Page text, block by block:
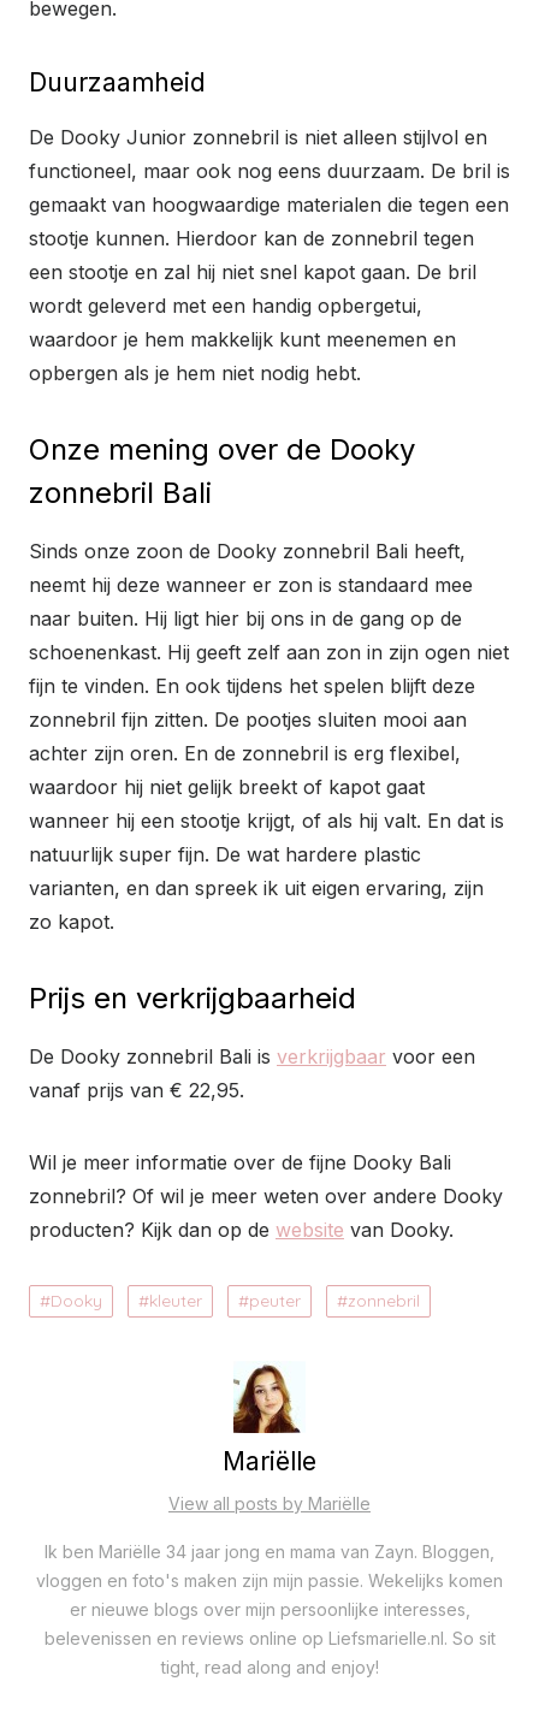
bewegen.
Duurzaamheid
De Dooky Junior zonnebril is niet alleen stijlvol en
functioneel, maar ook nog eens duurzaam. De bril is
gemaakt van hoogwaardige materialen die tegen een
stootje kunnen. Hierdoor kan de zonnebril tegen
een stootje en zal hij niet snel kapot gaan. De bril
wordt geleverd met een handig opbergetui,
waardoor je hem makkelijk kunt meenemen en
opbergen als je hem niet nodig hebt.
Onze mening over de Dooky
zonnebril Bali
Sinds onze zoon de Dooky zonnebril Bali heeft,
neemt hij deze wanneer er zon is standaard mee
naar buiten. Hij ligt hier bij ons in de gang op de
schoenenkast. Hij geeft zelf aan zon in zijn ogen niet
fijn te vinden. En ook tijdens het spelen blijft deze
zonnebril fijn zitten. De pootjes sluiten mooi aan
achter zijn oren. En de zonnebril is erg flexibel,
waardoor hij niet gelijk breekt of kapot gaat
wanneer hij een stootje krijgt, of als hij valt. En dat is
natuurlijk super fijn. De wat hardere plastic
varianten, en dan spreek ik uit eigen ervaring, zijn
zo kapot.
Prijs en verkrijgbaarheid
De Dooky zonnebril Bali is verkrijgbaar voor een
vanaf prijs van € 22,95.
Wil je meer informatie over de fijne Dooky Bali
zonnebril? Of wil je meer weten over andere Dooky
producten? Kijk dan op de website van Dooky.
Dooky kleuter peuter zonnebril
Mariëlle
View all posts by Mariëlle
Ik ben Mariëlle 34 jaar jong en mama van Zayn. Bloggen,
vloggen en foto's maken zijn mijn passie. Wekelijks komen
er nieuwe blogs over mijn persoonlijke interesses,
belevenissen en reviews online op Liefsmarielle.nl. So sit
tight, read along and enjoy!